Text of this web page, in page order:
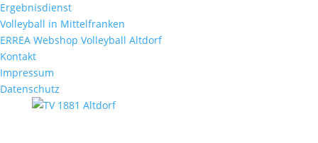
Ergebnisdienst
Volleyball in Mittelfranken
ERREA Webshop Volleyball Altdorf
Kontakt
Impressum
Datenschutz